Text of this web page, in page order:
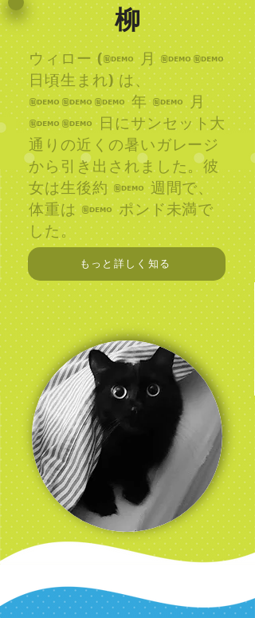
柳
ウィロー (6 月 25
日頃生まれ) は、
216 年 6 月
25 日にサンセット大
通りの近くの暑いガレージ
から引き出されました。彼
女は生後約 3 週間で、
体重は 1 ポンド未満で
した。
もっと詳しく知る